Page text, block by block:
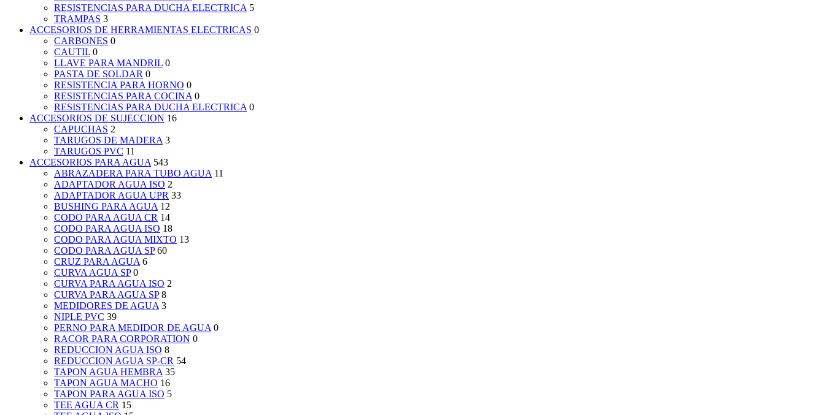
RESISTENCIAS PARA DUCHA ELECTRICA 5
TRAMPAS 3
ACCESORIOS DE HERRAMIENTAS ELECTRICAS 0
CARBONES 0
CAUTIL 0
LLAVE PARA MANDRIL 0
PASTA DE SOLDAR 0
RESISTENCIA PARA HORNO 0
RESISTENCIAS PARA COCINA 0
RESISTENCIAS PARA DUCHA ELECTRICA 0
ACCESORIOS DE SUJECCION 16
CAPUCHAS 2
TARUGOS DE MADERA 3
TARUGOS PVC 11
ACCESORIOS PARA AGUA 543
ABRAZADERA PARA TUBO AGUA 11
ADAPTADOR AGUA ISO 2
ADAPTADOR AGUA UPR 33
BUSHING PARA AGUA 12
CODO PARA AGUA CR 14
CODO PARA AGUA ISO 18
CODO PARA AGUA MIXTO 13
CODO PARA AGUA SP 60
CRUZ PARA AGUA 6
CURVA AGUA SP 0
CURVA PARA AGUA ISO 2
CURVA PARA AGUA SP 8
MEDIDORES DE AGUA 3
NIPLE PVC 39
PERNO PARA MEDIDOR DE AGUA 0
RACOR PARA CORPORATION 0
REDUCCION AGUA ISO 8
REDUCCION AGUA SP-CR 54
TAPON AGUA HEMBRA 35
TAPON AGUA MACHO 16
TAPON PARA AGUA ISO 5
TEE AGUA CR 15